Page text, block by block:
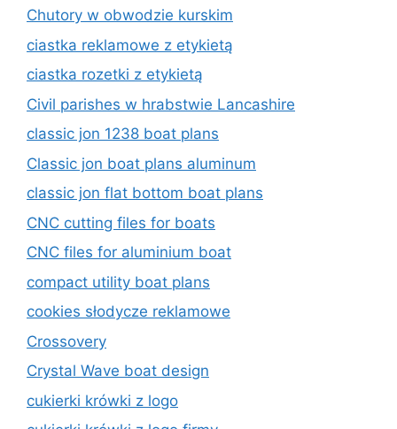
Chutory w obwodzie kurskim
ciastka reklamowe z etykietą
ciastka rozetki z etykietą
Civil parishes w hrabstwie Lancashire
classic jon 1238 boat plans
Classic jon boat plans aluminum
classic jon flat bottom boat plans
CNC cutting files for boats
CNC files for aluminium boat
compact utility boat plans
cookies słodycze reklamowe
Crossovery
Crystal Wave boat design
cukierki krówki z logo